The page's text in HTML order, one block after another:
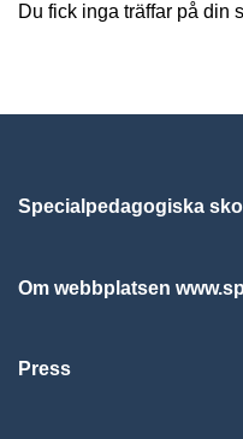
Du fick inga träffar på din
Specialpedagogiska
Om webbplatsen
Press